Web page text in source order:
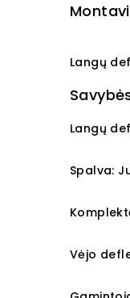
Langų
Langų
Spalva:
Vėjo